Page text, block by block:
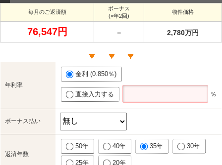
毎月のご返済額
ボーナス
(×年2回)
物件価格
76,547円 － 2,780万円
年利率
金利 (0.850％)
直接入力する ％
ボーナス払い
返済年数
50年 40年 35年 30年
25年 20年